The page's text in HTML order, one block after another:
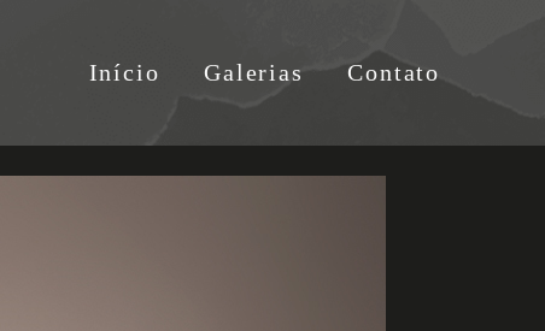
Início Galerias Contato